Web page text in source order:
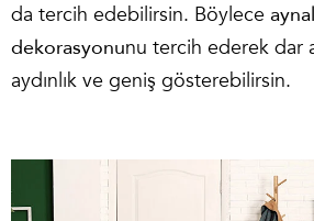
da tercih edebilirsin. Böylece
dekorasyonunu tercih ederek dar
aydınlık ve geniş gösterebilirsin.